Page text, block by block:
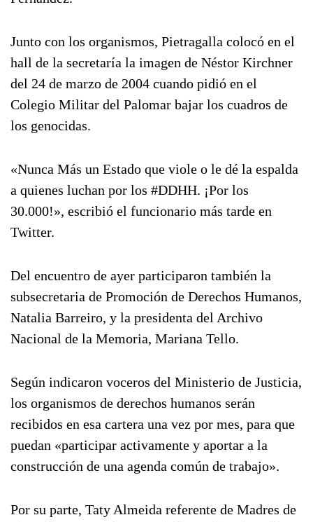
Junto con los organismos, Pietragalla colocó en el
hall de la secretaría la imagen de Néstor Kirchner
del 24 de marzo de 2004 cuando pidió en el
Colegio Militar del Palomar bajar los cuadros de
los genocidas.
«Nunca Más un Estado que viole o le dé la espalda
a quienes luchan por los #DDHH. ¡Por los
30.000!», escribió el funcionario más tarde en
Twitter.
Del encuentro de ayer participaron también la
subsecretaria de Promoción de Derechos Humanos,
Natalia Barreiro, y la presidenta del Archivo
Nacional de la Memoria, Mariana Tello.
Según indicaron voceros del Ministerio de Justicia,
los organismos de derechos humanos serán
recibidos en esa cartera una vez por mes, para que
puedan «participar activamente y aportar a la
construcción de una agenda común de trabajo».
Por su parte, Taty Almeida referente de Madres de